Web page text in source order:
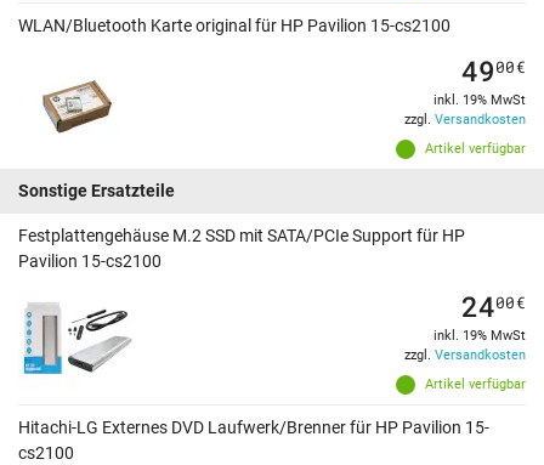
WLAN/Bluetooth Karte original für HP Pavilion 15-cs2100
Artikel verfügbar
4900€
inkl. 19% MwSt
zzgl. Versandkosten
Sonstige Ersatzteile
Festplattengehäuse M.2 SSD mit SATA/PCIe Support für HP
Pavilion 15-cs2100
Artikel verfügbar
2400€
inkl. 19% MwSt
zzgl. Versandkosten
Hitachi-LG Externes DVD Laufwerk/Brenner für HP Pavilion 15-
cs2100